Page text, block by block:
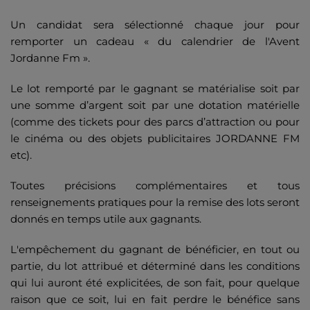
Un candidat sera sélectionné chaque jour pour
remporter un cadeau « du calendrier de l'Avent
Jordanne Fm ».
Le lot remporté par le gagnant se matérialise soit par
une somme d’argent soit par une dotation matérielle
(comme des tickets pour des parcs d’attraction ou pour
le cinéma ou des objets publicitaires JORDANNE FM
etc).
Toutes précisions complémentaires et tous
renseignements pratiques pour la remise des lots seront
donnés en temps utile aux gagnants.
L'empêchement du gagnant de bénéficier, en tout ou
partie, du lot attribué et déterminé dans les conditions
qui lui auront été explicitées, de son fait, pour quelque
raison que ce soit, lui en fait perdre le bénéfice sans